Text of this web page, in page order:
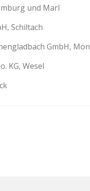
und Marl
Schiltach
GmbH,
KG, Wesel